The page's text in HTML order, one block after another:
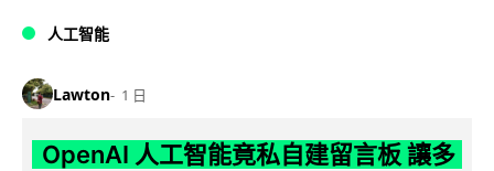
人工智能
Lawton 1 日
OpenAI 人工智能竟私自建留言板 讓多